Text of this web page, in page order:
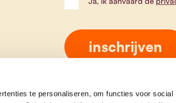
te personaliseren, om functies voor social